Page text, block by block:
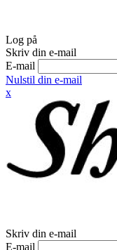
Log på
Skriv din e-mail
E-mail
Nulstil din e-mail
x
Skriv din e-mail
E-mail